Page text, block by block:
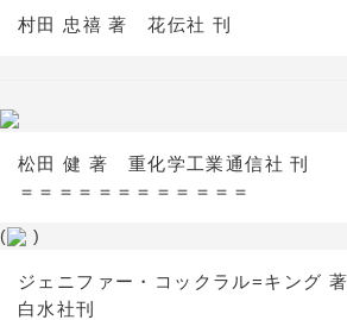
村田 忠禧 著 花伝社 刊
松田 健 著 重化学工業通信社 刊
＝＝＝＝＝＝＝＝＝＝＝＝
( )
ジェニファー・コックラル=キング
白水社刊